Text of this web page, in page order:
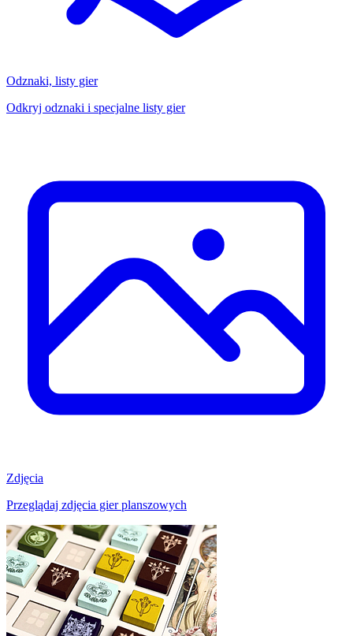
Odznaki, listy gier
Odkryj odznaki i specjalne listy gier
Zdjęcia
Przeglądaj zdjęcia gier planszowych